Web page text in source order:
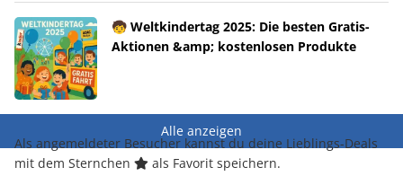
🧒 Weltkindertag 2025: Die besten Gratis-
Aktionen &amp; kostenlosen Produkte
Alle anzeigen
Als angemeldeter Besucher kannst du deine Lieblings-Deals
mit dem Sternchen
als Favorit speichern.